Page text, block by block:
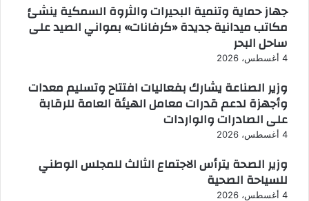
جهاز حماية وتنمية البحيرات والثروة السمكية ينشئ
مكاتب ميدانية جديدة «كرفانات» بمواني الصيد على
ساحل البحر
4 أغسطس، 2026
وزير الصناعة يشارك بفعاليات افتتاح وتسليم معدات
وأجهزة لدعم قدرات معامل الهيئة العامة للرقابة
على الصادرات والواردات
4 أغسطس، 2026
وزير الصحة يترأس الاجتماع الثالث للمجلس الوطني
للسياحة الصحية
4 أغسطس، 2026